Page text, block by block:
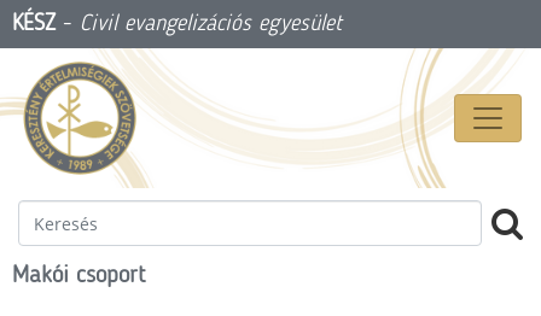
KÉSZ- Civil evangelizációs egyesület
Makói csoport